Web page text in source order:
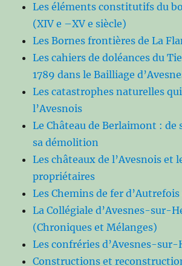
Les éléments constitutifs du
(XIV e –XV e siècle)
Les Bornes frontières de La
Les cahiers de doléances du
1789 dans le Bailliage
Les catastrophes naturelles
l’Avesnois
Le Château de Berlaimont : de
sa démolition
Les châteaux de l’Avesnois et
propriétaires
Les Chemins de fer
La Collégiale d’Avesnes-sur-
(Chroniques et Mélanges)
Les confréries d’Avesnes-sur-
Constructions et